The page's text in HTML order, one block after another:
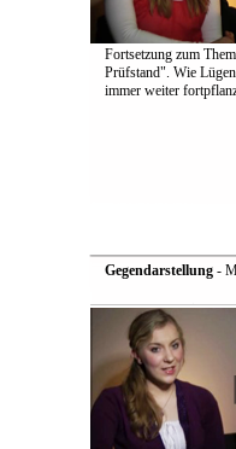
Fortsetzung zum
Prüfstand". Wie
immer weiter
Gegendarstellung-